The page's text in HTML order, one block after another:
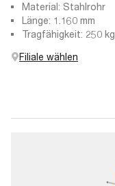
Material: Stahlrohr
Länge: 1.160 mm
Tragfähigkeit: 250 kg
Filiale wählen